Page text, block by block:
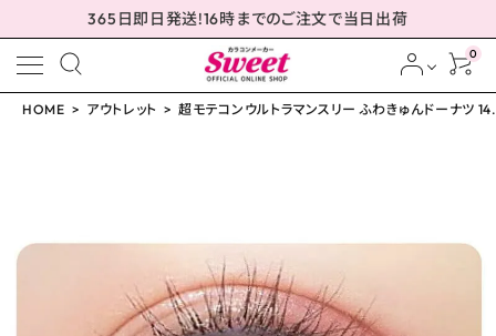
365日即日発送!16時までのご注文で当日出荷
0
meeting_room ログイン person 会員登録
発送について
HOME アウトレット 超モテコンウルトラマンスリー ふわきゅんドーナツ